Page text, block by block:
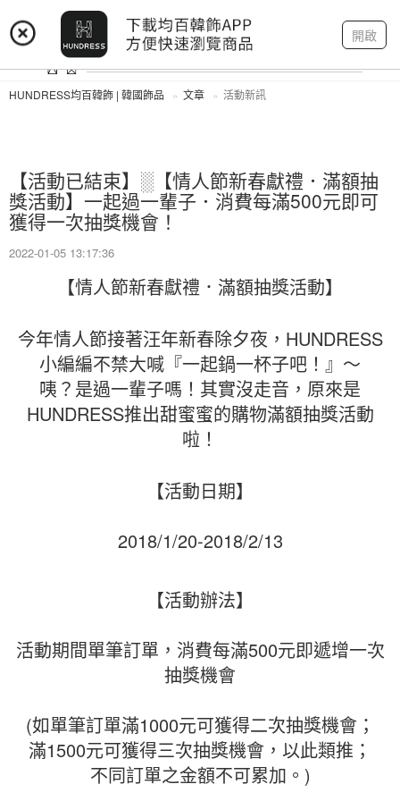
開啟
登入 註冊 我的帳戶
HUNDRESS均百韓飾 | 韓國飾品 文章 活動新訊
【活動已結束】░【情人節新春獻禮．滿額抽
獎活動】一起過一輩子．消費每滿500元即可
獲得一次抽獎機會！
2022-01-05 13:17:36
【情人節新春獻禮．滿額抽獎活動】
今年情人節接著汪年新春除夕夜，HUNDRESS
小編編不禁大喊『一起鍋一杯子吧！』～
咦？是過一輩子嗎！其實沒走音，原來是
HUNDRESS推出甜蜜蜜的購物滿額抽獎活動
啦！
【活動日期】
2018/1/20-2018/2/13
【活動辦法】
活動期間單筆訂單，消費每滿500元即遞增一次
抽獎機會
(如單筆訂單滿1000元可獲得二次抽獎機會；
滿1500元可獲得三次抽獎機會，以此類推；
不同訂單之金額不可累加。)